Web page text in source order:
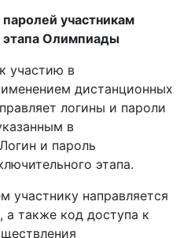
участникам
этапа Олимпиады
участию в
дистанционных
логины и пароли
в
и пароль
этапа.
участнику направляется
а также код доступа к